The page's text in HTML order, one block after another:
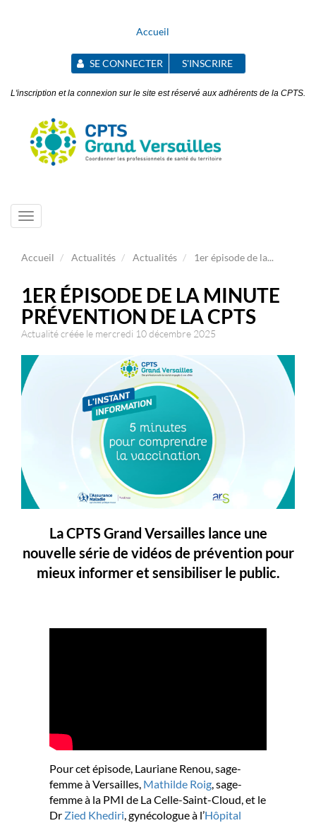
Accueil
SE CONNECTER S'INSCRIRE
L'inscription et la connexion sur le site est réservé aux adhérents de la CPTS.
Toggle
navigation
Accueil Actualités Actualités 1er épisode de la...
1ER ÉPISODE DE LA MINUTE
PRÉVENTION DE LA CPTS
Actualité créée le mercredi 10 décembre 2025
LaCPTS Grand Versailles lance une
nouvelle série de vidéos de prévention pour
mieux informer et sensibiliser le public.
Pour cet épisode, Lauriane Renou, sage-
femme à Versailles, Mathilde Roig, sage-
femme à la PMI de La Celle-Saint-Cloud, et le
Dr Zied Khediri, gynécologue à l’Hôpital